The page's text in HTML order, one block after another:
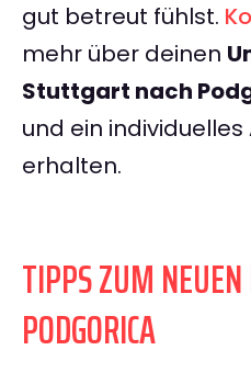
gut betreut fühlst.
mehr über deinen
Stuttgart nach
und ein individuelles
erhalten.
TIPPS ZUM
PODGORICA